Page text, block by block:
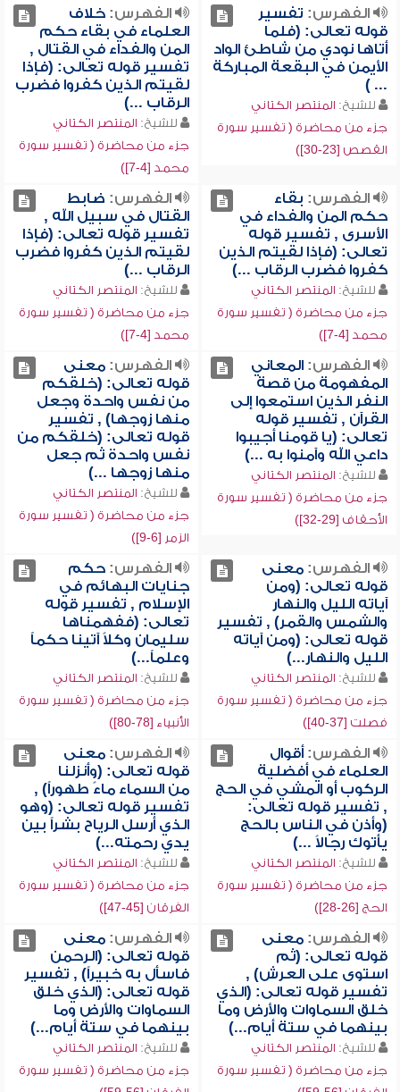
الفهرس: تفسير
قوله تعالى: (فلما
أتاها نودي من شاطئ الواد
الأيمن في البقعة المباركة
... )
للشيخ: المنتصر الكتاني
جزء من محاضرة ( تفسير سورة
القصص [23-30])
الفهرس:خلاف
العلماء في بقاء حكم
المن والفداء في القتال ,
تفسير قوله تعالى: (فإذا
لقيتم الذين كفروا فضرب
الرقاب ...)
للشيخ: المنتصر الكتاني
جزء من محاضرة ( تفسير سورة
محمد [4-7])
الفهرس: بقاء
حكم المن والفداء في
الأسرى , تفسير قوله
تعالى: (فإذا لقيتم الذين
كفروا فضرب الرقاب ...)
للشيخ: المنتصر الكتاني
جزء من محاضرة ( تفسير سورة
محمد [4-7])
الفهرس: ضابط
القتال في سبيل الله ,
تفسير قوله تعالى: (فإذا
لقيتم الذين كفروا فضرب
الرقاب ...)
للشيخ: المنتصر الكتاني
جزء من محاضرة ( تفسير سورة
محمد [4-7])
الفهرس:المعاني
المفهومة من قصة
النفر الذين استمعوا إلى
القرآن , تفسير قوله
تعالى: (يا قومنا أجيبوا
داعي الله وآمنوا به ...)
للشيخ: المنتصر الكتاني
جزء من محاضرة ( تفسير سورة
الأحقاف [29-32])
الفهرس:معنى
قوله تعالى: (خلقكم
من نفس واحدة وجعل
منها زوجها) , تفسير
قوله تعالى: (خلقكم من
نفس واحدة ثم جعل
منها زوجها ...)
للشيخ: المنتصر الكتاني
جزء من محاضرة ( تفسير سورة
الزمر [6-9])
الفهرس:معنى
قوله تعالى: (ومن
آياته الليل والنهار
والشمس والقمر) , تفسير
قوله تعالى: (ومن آياته
الليل والنهار...)
للشيخ: المنتصر الكتاني
جزء من محاضرة ( تفسير سورة
فصلت [37-40])
الفهرس:حكم
جنايات البهائم في
الإسلام , تفسير قوله
تعالى: (ففهمناها
سليمان وكلاً آتينا حكماً
وعلماً...)
للشيخ: المنتصر الكتاني
جزء من محاضرة ( تفسير سورة
الأنبياء [78-80])
الفهرس:أقوال
العلماء في أفضلية
الركوب أو المشي في الحج
, تفسير قوله تعالى:
(وأذن في الناس بالحج
يأتوك رجالاً ...)
للشيخ: المنتصر الكتاني
جزء من محاضرة ( تفسير سورة
الحج [26-28])
الفهرس:معنى
قوله تعالى: (وأنزلنا
من السماء ماءً طهوراً) ,
تفسير قوله تعالى: (وهو
الذي أرسل الرياح بشراً بين
يدي رحمته...)
للشيخ: المنتصر الكتاني
جزء من محاضرة ( تفسير سورة
الفرقان [45-47])
الفهرس:معنى
قوله تعالى: (ثم
استوى على العرش) ,
تفسير قوله تعالى: (الذي
خلق السماوات والأرض وما
بينهما في ستة أيام...)
للشيخ: المنتصر الكتاني
جزء من محاضرة ( تفسير سورة
الفهرس:معنى
قوله تعالى: (الرحمن
فاسأل به خبيراً) , تفسير
قوله تعالى: (الذي خلق
السماوات والأرض وما
بينهما في ستة أيام...)
للشيخ: المنتصر الكتاني
جزء من محاضرة ( تفسير سورة